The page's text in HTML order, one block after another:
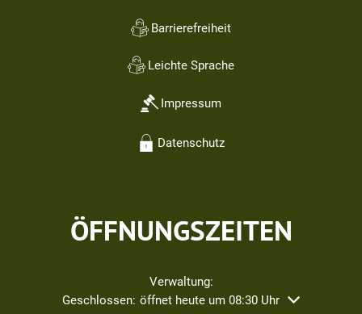
Barrierefreiheit
Leichte Sprache
Impressum
Datenschutz
ÖFFNUNGSZEITEN
Verwaltung:
Klicken, um weitere Öffnungs- oder Schließzeiten
Geschlossen: öffnet heute um 08:30 Uhr